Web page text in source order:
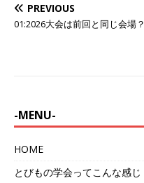
PREVIOUS
01:2026大会は前回と同じ会場？
-MENU-
HOME
とびもの学会ってこんな感じ